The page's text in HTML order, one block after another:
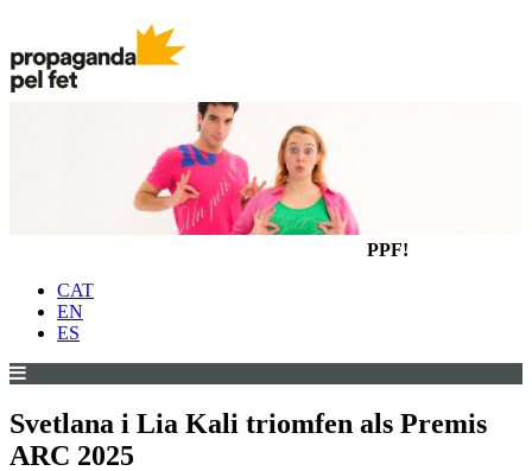
PPF!
CAT
EN
ES
Svetlana i Lia Kali triomfen als Premis
ARC 2025